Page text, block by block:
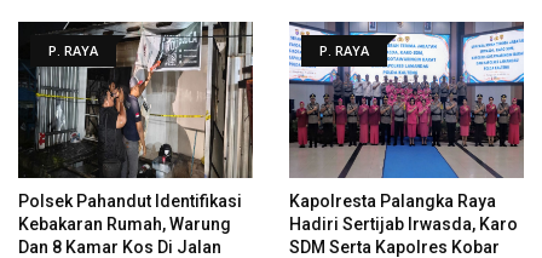
P. RAYA
Polsek Pahandut Identifikasi
Kebakaran Rumah, Warung
Dan 8 Kamar Kos Di Jalan
P. RAYA
Kapolresta Palangka Raya
Hadiri Sertijab Irwasda, Karo
SDM Serta Kapolres Kobar